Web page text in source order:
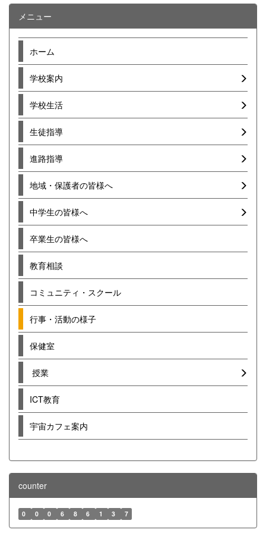
メニュー
ホーム
学校案内
学校生活
生徒指導
進路指導
地域・保護者の皆様へ
中学生の皆様へ
卒業生の皆様へ
教育相談
コミュニティ・スクール
行事・活動の様子
保健室
授業
ICT教育
宇宙カフェ案内
counter
0 0 0 6 8 6 1 3 7